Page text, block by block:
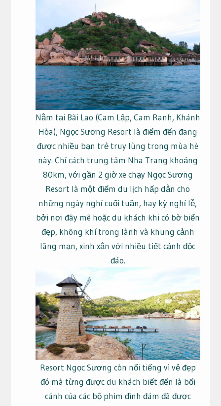
Nằm tại Bãi Lao (Cam Lập, Cam Ranh, Khánh
Hòa), Ngọc Sương Resort là điểm đến đang
được nhiều bạn trẻ truy lùng trong mùa hè
này. Chỉ cách trung tâm Nha Trang khoảng
80km, với gần 2 giờ xe chạy Ngọc Sương
Resort là một điểm du lịch hấp dẫn cho
những ngày nghỉ cuối tuần, hay kỳ nghỉ lễ,
bởi nơi đây mê hoặc du khách khi có bờ biển
đẹp, không khí trong lành và khung cảnh
lãng mạn, xinh xắn với nhiều tiết cảnh độc
đáo.
Resort Ngọc Sương còn nổi tiếng vì vẻ đẹp
đó mà từng được du khách biết đến là bối
cánh của các bộ phim đình đám đã được